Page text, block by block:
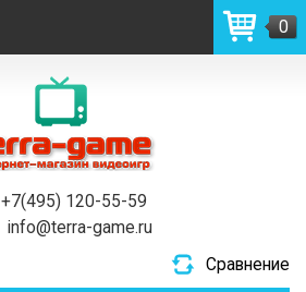
+7(495) 120-55-59
info@terra-game.ru
0
Сравнение